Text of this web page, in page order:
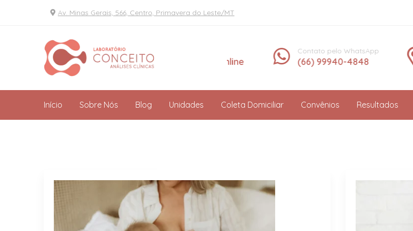
Av. Minas Gerais, 566, Centro, Primavera do Leste/MT
Unidade em
Primavera do Leste Resultados online
Contato pelo WhatsApp
(66) 99940-4848
Início Sobre Nós Blog Unidades Coleta Domiciliar Convênios Resultados